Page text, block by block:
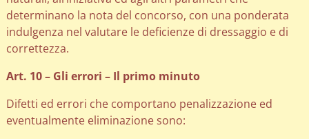
determinano la nota del concorso, con una ponderata
indulgenza nel valutare le deficienze di dressaggio e di
correttezza.
Art. 10 – Gli errori – Il primo minuto
Difetti ed errori che comportano penalizzazione ed
eventualmente eliminazione sono: